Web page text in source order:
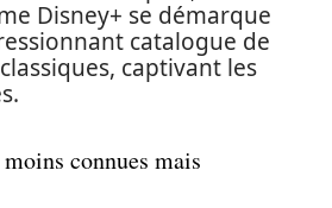
Disney+ se démarque
catalogue de
captivant les
connues mais